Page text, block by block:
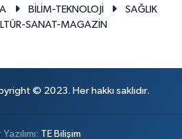
BİLİM-TEKNOLOJİ
SAĞLIK
SANAT-MAGAZİN
© 2023. Her hakkı saklıdır.
TE Bilişim